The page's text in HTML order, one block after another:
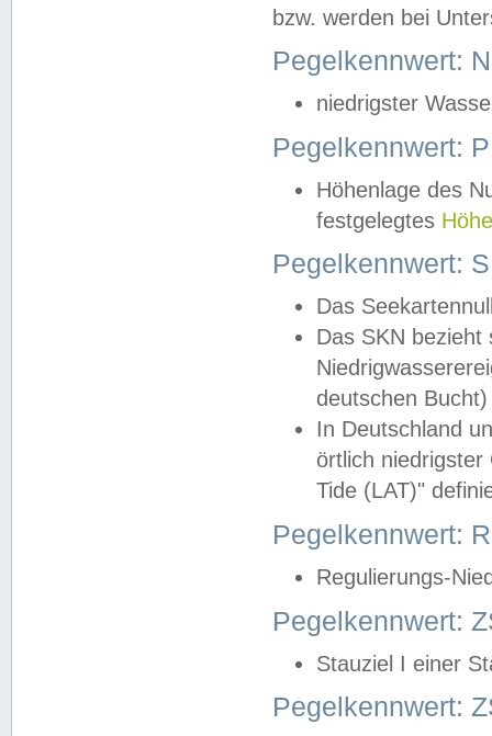
bzw. werden bei
Pegelkennwert:
niedrigster
Pegelkennwert:
Höhenlage des
festgelegtes
Pegelkennwert:
Das
Das SKN
deutschen
In Deutschland
örtlich
Tide (LAT)"
Pegelkennwert:
Regulierungs-
Pegelkennwert:
Stauziel I einer
Pegelkennwert: